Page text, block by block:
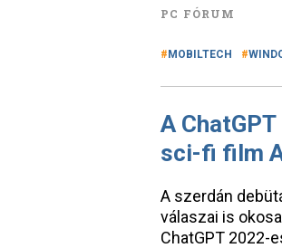
PC FÓRUM
MOBILTECH
A
sci-fi film
A szerdán
válaszai is
ChatGPT 2022-